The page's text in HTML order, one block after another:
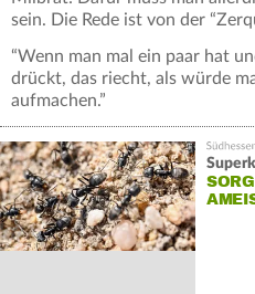
sein. Die Rede ist von der
“Wenn man mal ein paar hat
drückt, das riecht, als würde
aufmachen.”